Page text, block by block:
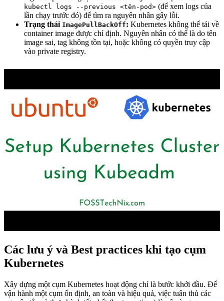
kubectl logs --previous <tên-pod> (để xem logs của
lần chạy trước đó) để tìm ra nguyên nhân gây lỗi.
Trạng thái ImagePullBackOff: Kubernetes không thể tải về
container image được chỉ định. Nguyên nhân có thể là do tên
image sai, tag không tồn tại, hoặc không có quyền truy cập
vào private registry.
Các lưu ý và Best practices khi tạo cụm
Kubernetes
Xây dựng một cụm Kubernetes hoạt động chỉ là bước khởi đầu. Để
vận hành một cụm ổn định, an toàn và hiệu quả, việc tuân thủ các